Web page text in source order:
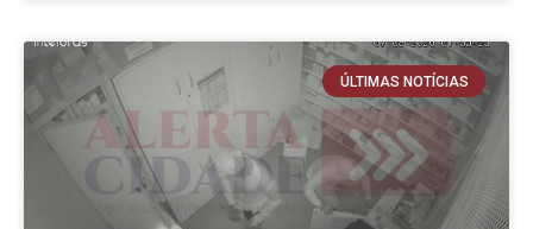
ÚLTIMAS NOTÍCIAS